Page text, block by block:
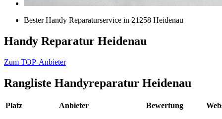
Bester Handy Reparaturservice in 21258 Heidenau
Handy Reparatur Heidenau
Zum TOP-Anbieter
Rangliste Handyreparatur Heidenau
Platz Anbieter Bewertung